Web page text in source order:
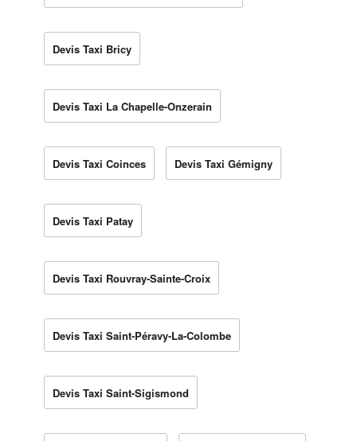
Devis Taxi Bricy
Devis Taxi La Chapelle-Onzerain
Devis Taxi Coinces Devis Taxi Gémigny
Devis Taxi Patay
Devis Taxi Rouvray-Sainte-Croix
Devis Taxi Saint-Péravy-La-Colombe
Devis Taxi Saint-Sigismond